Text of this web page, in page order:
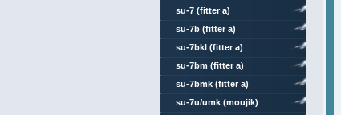
su-7 (fitter a)
su-7b (fitter a)
su-7bkl (fitter a)
su-7bm (fitter a)
su-7bmk (fitter a)
su-7u/umk (moujik)